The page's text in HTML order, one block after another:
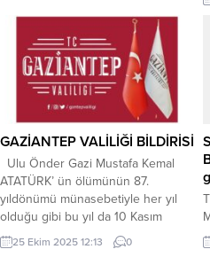
GAZİANTEP VALİLİĞİ BİLDİRİSİ
Ulu Önder Gazi Mustafa Kemal
ATATÜRK’ ün ölümünün 87.
yıldönümü münasebetiyle her yıl
olduğu gibi bu yıl da 10 Kasım
2025 Pazartesi günü saat 09:05’te
bütün Sivil Savunma Sirenleri 2 (iki)
25 Ekim 2025 12:13 0